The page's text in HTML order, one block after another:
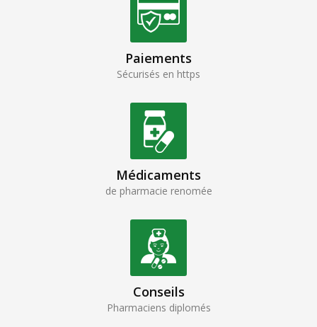
Paiements
Sécurisés en https
Médicaments
de pharmacie renomée
Conseils
Pharmaciens diplomés